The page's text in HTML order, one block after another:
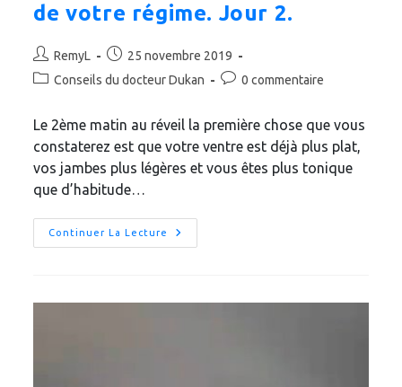
de votre régime. Jour 2.
Auteur/autrice
de
RemyL
Publication
publiée :
25 novembre 2019
PostConseils du docteur Dukan
Commentaires
publication :
0 commentaire
Le 2ème matin au réveil la première chose que vous
constaterez est que votre ventre est déjà plus plat,
vos jambes plus légères et vous êtes plus tonique
que d’habitude…
Continuer La Lecture
La
Magie